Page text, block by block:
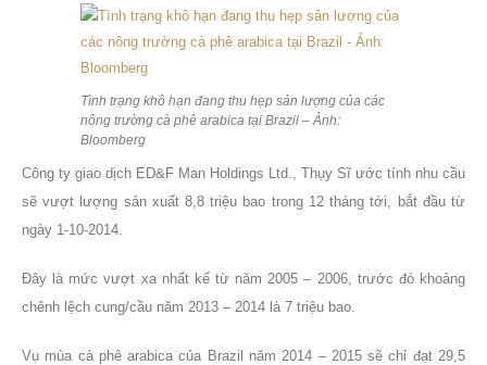
Tình trạng khô hạn đang thu hẹp sản lượng của các
nông trường cà phê arabica tại Brazil – Ảnh:
Bloomberg
Công ty giao dịch ED&F Man Holdings Ltd., Thụy Sĩ ước tính nhu cầu
sẽ vượt lượng sản xuất 8,8 triệu bao trong 12 tháng tới, bắt đầu từ
ngày 1-10-2014.
Đây là mức vượt xa nhất kể từ năm 2005 – 2006, trước đó khoảng
chênh lệch cung/cầu năm 2013 – 2014 là 7 triệu bao.
Vụ mùa cà phê arabica của Brazil năm 2014 – 2015 sẽ chỉ đạt 29,5